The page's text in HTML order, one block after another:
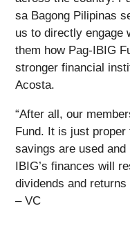
sa Bagong Pilipinas
us to directly engage
them how Pag-IBIG
stronger financial
Acosta.
“After all, our
Fund. It is just
savings are used
IBIG’s finances will
dividends and
– VC